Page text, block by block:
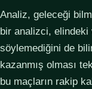
Analiz, geleceği
bir analizci, elindeki
söylemediğini de
kazanmış olması
bu maçların rakip